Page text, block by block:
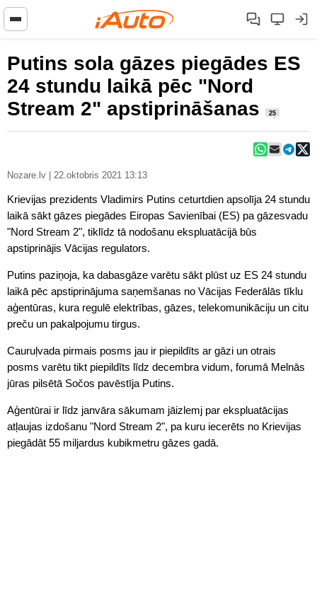
Putins sola gāzes piegādes ES
24 stundu laikā pēc "Nord
Stream 2" apstiprināšanas
25
Nozare.lv | 22.oktobris 2021 13:13
Krievijas prezidents Vladimirs Putins ceturtdien apsolīja 24 stundu
laikā sākt gāzes piegādes Eiropas Savienībai (ES) pa gāzesvadu
"Nord Stream 2", tiklīdz tā nodošanu ekspluatācijā būs
apstiprinājis Vācijas regulators.
Putins paziņoja, ka dabasgāze varētu sākt plūst uz ES 24 stundu
laikā pēc apstiprinājuma saņemšanas no Vācijas Federālās tīklu
aģentūras, kura regulē elektrības, gāzes, telekomunikāciju un citu
preču un pakalpojumu tirgus.
Cauruļvada pirmais posms jau ir piepildīts ar gāzi un otrais
posms varētu tikt piepildīts līdz decembra vidum, forumā Melnās
jūras pilsētā Sočos pavēstīja Putins.
Aģentūrai ir līdz janvāra sākumam jāizlemj par ekspluatācijas
atļaujas izdošanu "Nord Stream 2", pa kuru iecerēts no Krievijas
piegādāt 55 miljardus kubikmetru gāzes gadā.